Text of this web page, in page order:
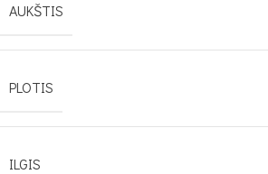
AUKŠTIS
PLOTIS
ILGIS